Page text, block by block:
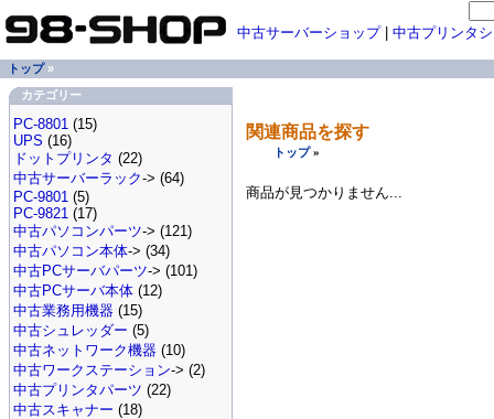
関連商品を探す
トップ»
商品が見つかりません...
中古サーバーショップ| 中古プリンタ
トップ»
カテゴリー
PC-8801 (15)
UPS (16)
ドットプリンタ (22)
中古サーバーラック-> (64)
PC-9801 (5)
PC-9821 (17)
中古パソコンパーツ-> (121)
中古パソコン本体-> (34)
中古PCサーバパーツ-> (101)
中古PCサーバ本体 (12)
中古業務用機器 (15)
中古シュレッダー (5)
中古ネットワーク機器 (10)
中古ワークステーション-> (2)
中古プリンタパーツ (22)
中古スキャナー (18)